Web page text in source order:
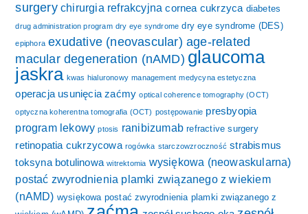
surgery chirurgia refrakcyjna cornea cukrzyca diabetes
drug administration program dry eye syndrome dry eye syndrome (DES)
epiphora exudative (neovascular) age-related
macular degeneration (nAMD) glaucoma
jaskra kwas hialuronowy management medycyna estetyczna
operacja usunięcia zaćmy optical coherence tomography (OCT)
optyczna koherentna tomografia (OCT) postępowanie presbyopia
program lekowy ptosis ranibizumab refractive surgery
retinopatia cukrzycowa rogówka starczowzroczność strabismus
toksyna botulinowa witrektomia wysiękowa (neowaskularna)
postać zwyrodnienia plamki związanego z wiekiem
(nAMD) wysiękowa postać zwyrodnienia plamki związanego z